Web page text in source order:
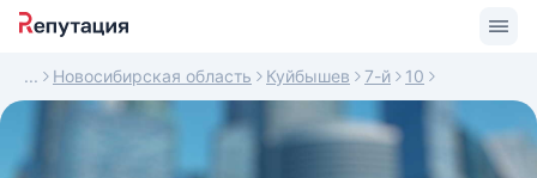
Новосибирская область Куйбышев 7-й 10